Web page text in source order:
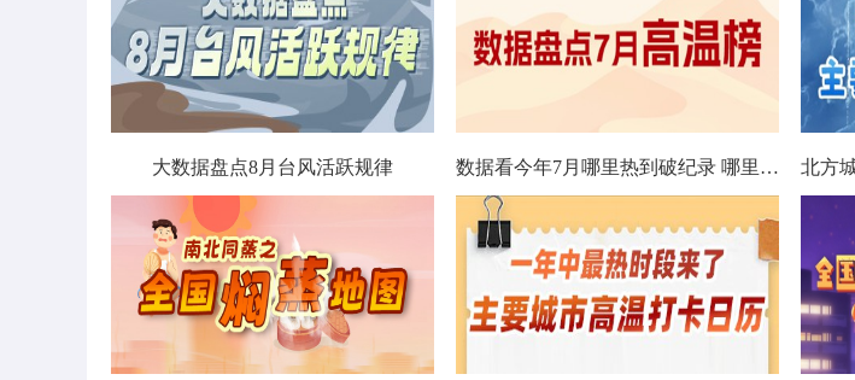
大数据盘点8月台风活跃规律 数据看今年7月哪里热到破纪录 哪里暑热连轴转